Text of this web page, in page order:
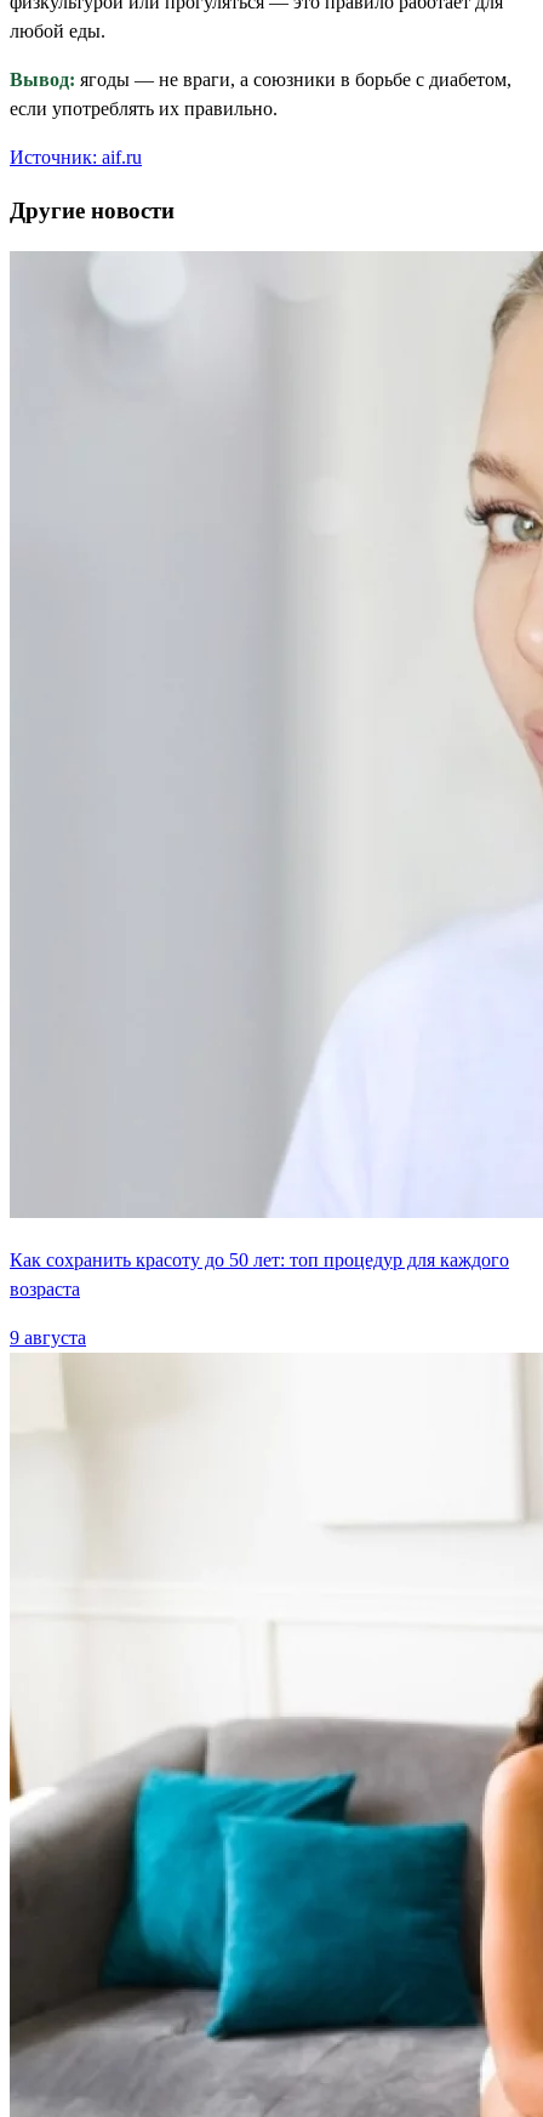
любой еды.
Вывод: ягоды — не враги, а союзники в борьбе с диабетом,
если употреблять их правильно.
Источник: aif.ru
Другие новости
Как сохранить красоту до 50 лет: топ процедур для каждого
возраста
9 августа